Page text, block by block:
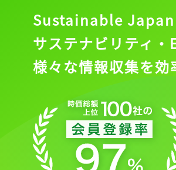
Sustainable Japan
サステナビリティ・
様々な情報収集を